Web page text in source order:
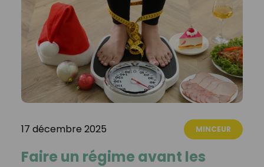
17 décembre 2025 MINCEUR
Faire un régime avant les